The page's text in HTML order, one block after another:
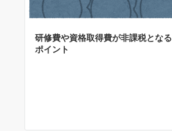
研修費や資格取得費が非課税となる
ポイント